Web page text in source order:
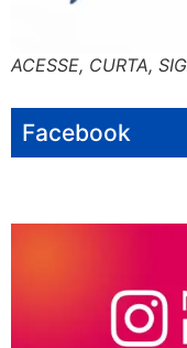
ACESSE, CURTA,
Facebook